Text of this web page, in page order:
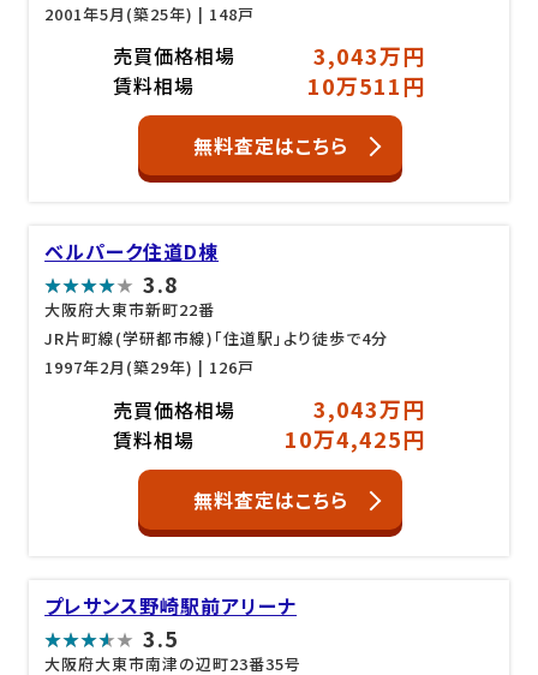
2001年5月(築25年) | 148戸
売買価格相場 3,043万円
賃料相場 10万511円
無料査定はこちら
ベルパーク住道D棟
3.8
大阪府大東市新町22番
JR片町線(学研都市線)「住道駅」より徒歩で4分
1997年2月(築29年) | 126戸
売買価格相場 3,043万円
賃料相場 10万4,425円
無料査定はこちら
プレサンス野崎駅前アリーナ
3.5
大阪府大東市南津の辺町23番35号